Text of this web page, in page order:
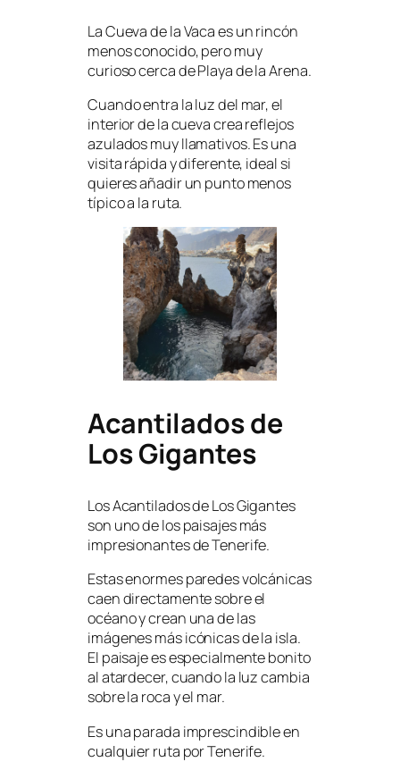
La Cueva de la Vaca es un rincón
menos conocido, pero muy
curioso cerca de Playa de la Arena.
Cuando entra la luz del mar, el
interior de la cueva crea reflejos
azulados muy llamativos. Es una
visita rápida y diferente, ideal si
quieres añadir un punto menos
típico a la ruta.
Acantilados de
Los Gigantes
Los Acantilados de Los Gigantes
son uno de los paisajes más
impresionantes de Tenerife.
Estas enormes paredes volcánicas
caen directamente sobre el
océano y crean una de las
imágenes más icónicas de la isla.
El paisaje es especialmente bonito
al atardecer, cuando la luz cambia
sobre la roca y el mar.
Es una parada imprescindible en
cualquier ruta por Tenerife.